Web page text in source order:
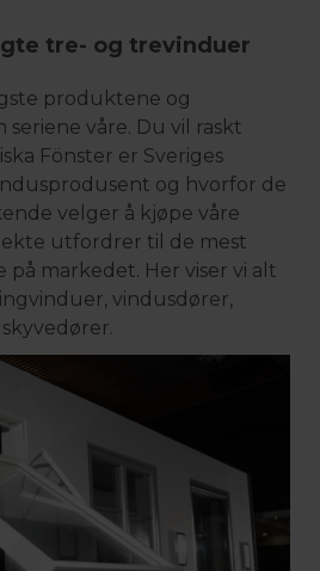
tre- og trevinduer
produktene og
våre. Du vil raskt
Fönster er Sveriges
og hvorfor de
velger å kjøpe våre
utfordrer til de mest
på markedet. Her viser vi alt
vindusdører,